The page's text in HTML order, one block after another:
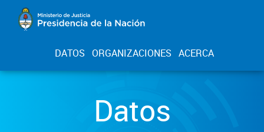
DATOS ORGANIZACIONES ACERCA
Datos